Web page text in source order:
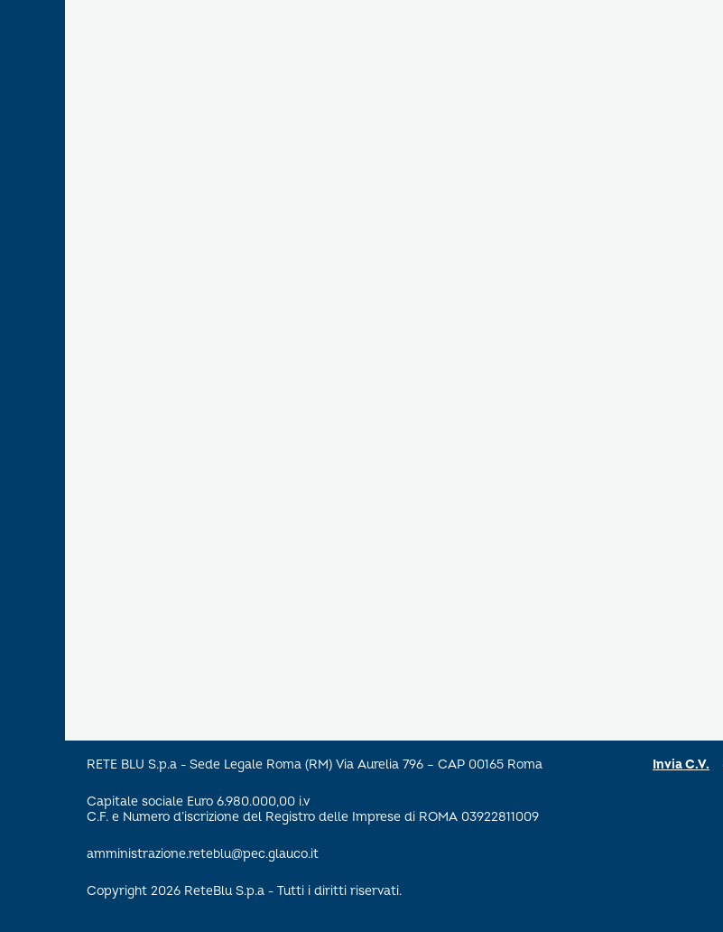
RETE BLU S.p.a - Sede Legale Roma (RM) Via Aurelia 796 – CAP 00165 Roma
Capitale sociale Euro 6.980.000,00 i.v
C.F. e Numero d’iscrizione del Registro delle Imprese di ROMA 03922811009
amministrazione.reteblu@pec.glauco.it
Copyright 2026 ReteBlu S.p.a - Tutti i diritti riservati.
Invia C.V.